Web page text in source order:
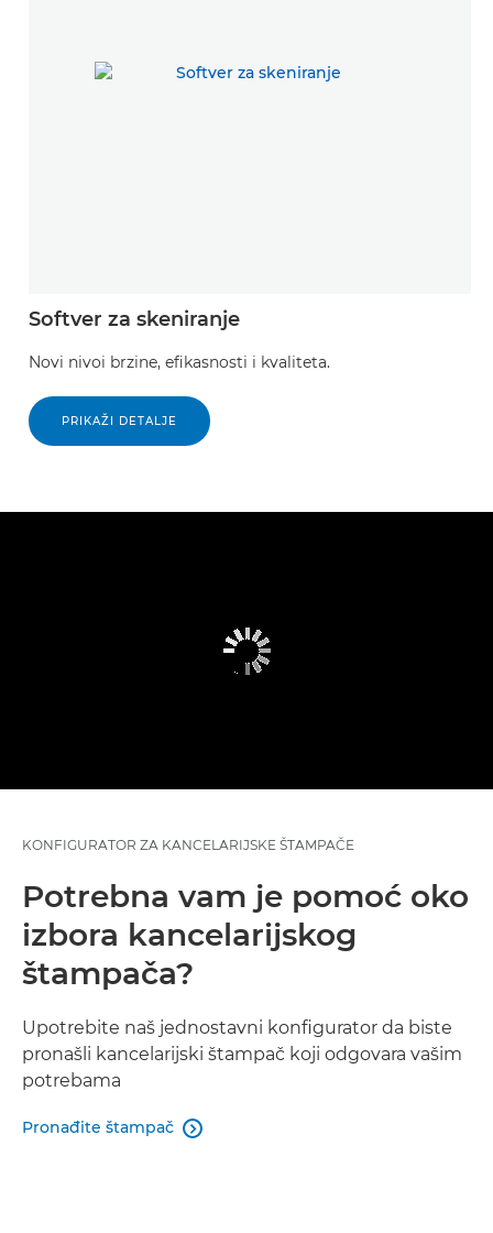
Softver za skeniranje
Novi nivoi brzine, efikasnosti i kvaliteta.
PRIKAŽI DETALJE
KONFIGURATOR ZA KANCELARIJSKE ŠTAMPAČE
Potrebna vam je pomoć oko
izbora kancelarijskog
štampača?
Upotrebite naš jednostavni konfigurator da biste
pronašli kancelarijski štampač koji odgovara vašim
potrebama
Pronađite štampač 